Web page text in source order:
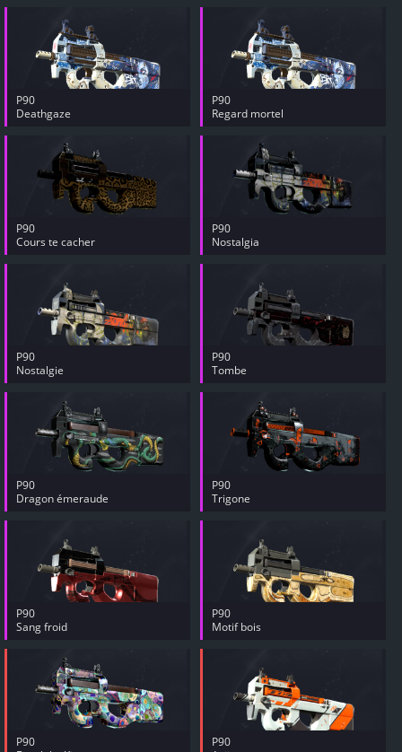
P90
Deathgaze
P90
Regard mortel
P90
Cours te cacher
P90
Nostalgia
P90
Nostalgie
P90
Tombe
P90
Dragon émeraude
P90
Trigone
P90
Sang froid
P90
Motif bois
P90
P90